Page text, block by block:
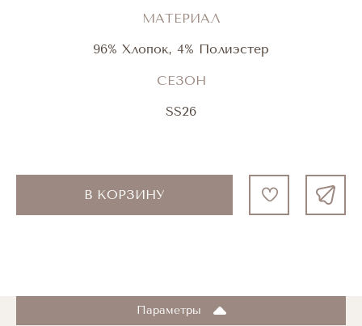
МАТЕРИАЛ
96% Хлопок, 4% Полиэстер
СЕЗОН
SS26
В КОРЗИНУ
Параметры